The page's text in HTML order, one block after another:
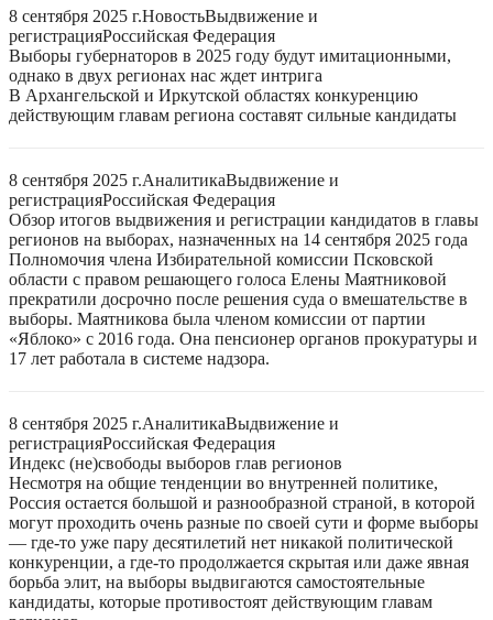
8 сентября 2025 г.НовостьВыдвижение и
регистрацияРоссийская Федерация
Выборы губернаторов в 2025 году будут имитационными,
однако в двух регионах нас ждет интрига
В Архангельской и Иркутской областях конкуренцию
действующим главам региона составят сильные кандидаты
8 сентября 2025 г.АналитикаВыдвижение и
регистрацияРоссийская Федерация
Обзор итогов выдвижения и регистрации кандидатов в главы
регионов на выборах, назначенных на 14 сентября 2025 года
Полномочия члена Избирательной комиссии Псковской
области с правом решающего голоса Елены Маятниковой
прекратили досрочно после решения суда о вмешательстве в
выборы. Маятникова была членом комиссии от партии
«Яблоко» с 2016 года. Она пенсионер органов прокуратуры и
17 лет работала в системе надзора.
8 сентября 2025 г.АналитикаВыдвижение и
регистрацияРоссийская Федерация
Индекс (не)свободы выборов глав регионов
Несмотря на общие тенденции во внутренней политике,
Россия остается большой и разнообразной страной, в которой
могут проходить очень разные по своей сути и форме выборы
— где-то уже пару десятилетий нет никакой политической
конкуренции, а где-то продолжается скрытая или даже явная
борьба элит, на выборы выдвигаются самостоятельные
кандидаты, которые противостоят действующим главам